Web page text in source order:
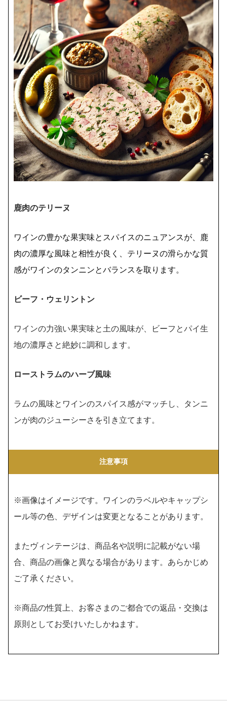
鹿肉のテリーヌ
ワインの豊かな果実味とスパイスのニュアンスが、鹿
肉の濃厚な風味と相性が良く、テリーヌの滑らかな質
感がワインのタンニンとバランスを取ります。
ビーフ・ウェリントン
ワインの力強い果実味と土の風味が、ビーフとパイ生
地の濃厚さと絶妙に調和します。
ローストラムのハーブ風味
ラムの風味とワインのスパイス感がマッチし、タンニ
ンが肉のジューシーさを引き立てます。
注意事項
※画像はイメージです。ワインのラベルやキャップシ
ール等の色、デザインは変更となることがあります。
またヴィンテージは、商品名や説明に記載がない場
合、商品の画像と異なる場合があります。あらかじめ
ご了承ください。
※商品の性質上、お客さまのご都合での返品・交換は
原則としてお受けいたしかねます。